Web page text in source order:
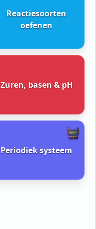
Reactiesoorten
oefenen
Zuren, basen & pH
Periodiek systeem